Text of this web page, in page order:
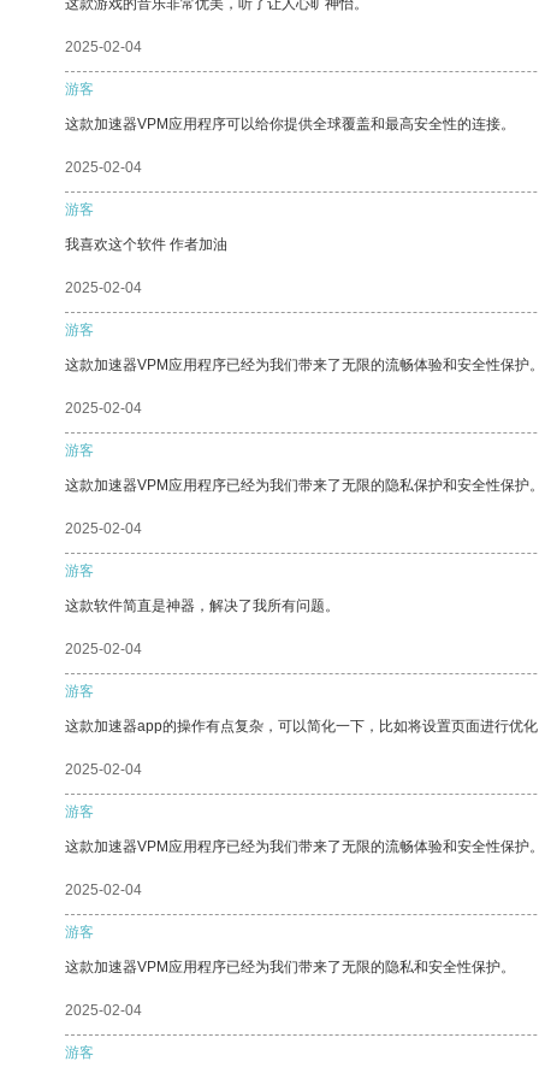
这款游戏的音乐非常优美，听了让人心旷神怡。
2025-02-04
游客
这款加速器VPM应用程序可以给你提供全球覆盖和最高安全性的连接。
2025-02-04
游客
我喜欢这个软件 作者加油
2025-02-04
游客
这款加速器VPM应用程序已经为我们带来了无限的流畅体验和安全性保护
2025-02-04
游客
这款加速器VPM应用程序已经为我们带来了无限的隐私保护和安全性保护
2025-02-04
游客
这款软件简直是神器，解决了我所有问题。
2025-02-04
游客
这款加速器app的操作有点复杂，可以简化一下，比如将设置页面进行优
2025-02-04
游客
这款加速器VPM应用程序已经为我们带来了无限的流畅体验和安全性保护
2025-02-04
游客
这款加速器VPM应用程序已经为我们带来了无限的隐私和安全性保护。
2025-02-04
游客